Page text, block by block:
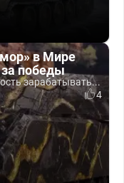
в Мире
за победы
зарабатывать...
4